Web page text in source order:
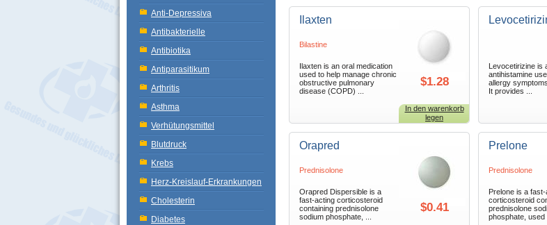
Anti-Depressiva
Antibakterielle
Antibiotika
Antiparasitikum
Arthritis
Asthma
Verhütungsmittel
Blutdruck
Krebs
Herz-Kreislauf-Erkrankungen
Cholesterin
Diabetes
Ilaxten
Bilastine
Ilaxten is an oral medication
used to help manage chronic
obstructive pulmonary
disease (COPD) ...
$1.28
In den warenkorb
legen
Levocetirizine is
antihistamine
allergy
It provides ...
Orapred
Prednisolone
Orapred Dispersible is a
fast-acting corticosteroid
containing prednisolone
sodium phosphate, ...
$0.41
Prelone
Prednisolone
Prelone is a
corticosteroid
prednisolone
phosphate, used